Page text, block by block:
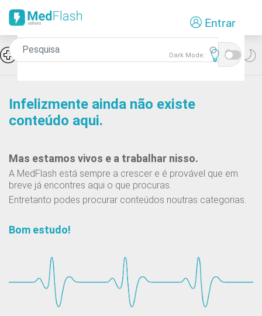
o
principal
Entrar
Icon Hiponatremia e SIADH Dark Mode:
Infelizmente ainda não existe
conteúdo aqui.
Mas estamos vivos e a trabalhar nisso.
A MedFlash está sempre a crescer e é provável que em
breve já encontres aqui o que procuras.
Entretanto podes procurar conteúdos noutras categorias.
Bom estudo!